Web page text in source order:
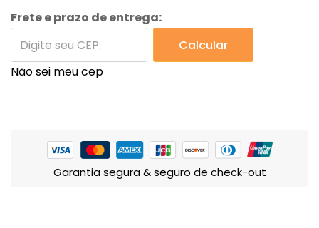
Frete e prazo de entrega:
Calcular
Não sei meu cep
Garantia segura & seguro de check-out